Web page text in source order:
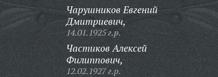
Чарушников Евгений
Дмитриевич,
14.01.1925 г.р.
Частиков Алексей
Филиппович,
12.02.1927 г.р.